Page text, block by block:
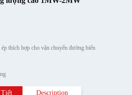
thích hợp cho vận chuyển đường biển
Description